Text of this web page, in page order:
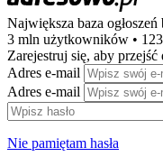
Największa baza ogłoszeń
3 mln użytkowników •
Zarejestruj się, aby przejść
Adres e-mail
Adres e-mail
Nie pamiętam hasła